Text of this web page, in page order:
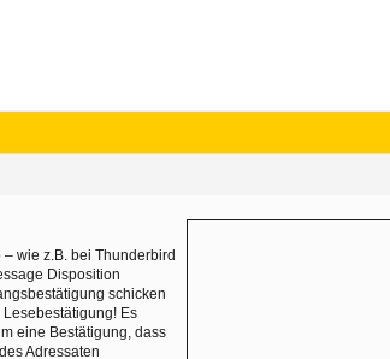
wie z.B. bei Thunderbird
Disposition
schicken
Es
eine Bestätigung, dass
Adressaten